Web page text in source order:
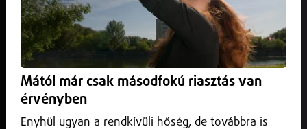
2025. február 22.Sport
A DEAC hosszabbítás után 3-2-re győzött a DVTK
Jegesmedvék ellen a jégkorong magyar bajnoki elődöntő
első mérkőzésén.
Mától már csak másodfokú riasztás van
érvényben
Enyhül ugyan a rendkívüli hőség, de továbbra is